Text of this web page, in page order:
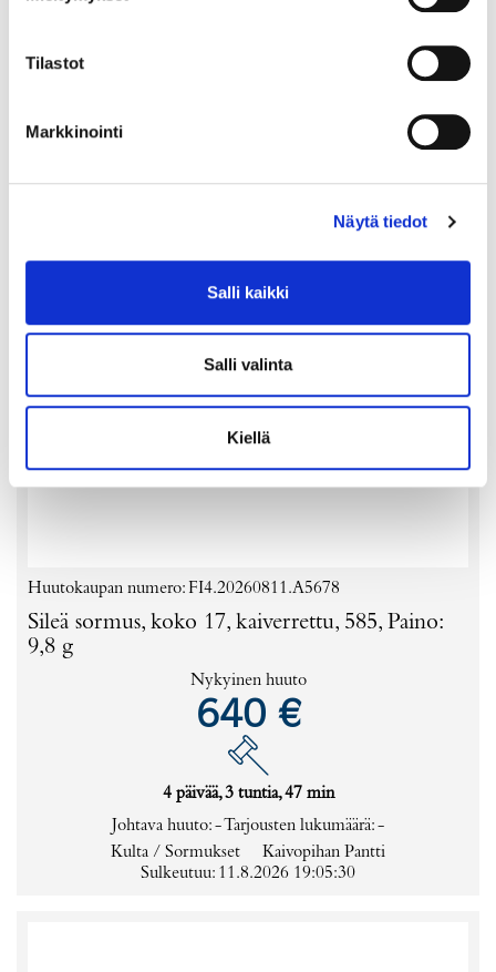
Tilastot
Markkinointi
Näytä tiedot
Salli kaikki
Salli valinta
Kiellä
Huutokaupan numero: FI4.20260811.A5678
Sileä sormus, koko 17, kaiverrettu, 585, Paino:
9,8 g
Nykyinen huuto
640 €
4 päivää, 3 tuntia, 47 min
Johtava huuto:-Tarjousten lukumäärä:-
Kulta / Sormukset
Kaivopihan Pantti
Sulkeutuu: 11.8.2026 19:05:30